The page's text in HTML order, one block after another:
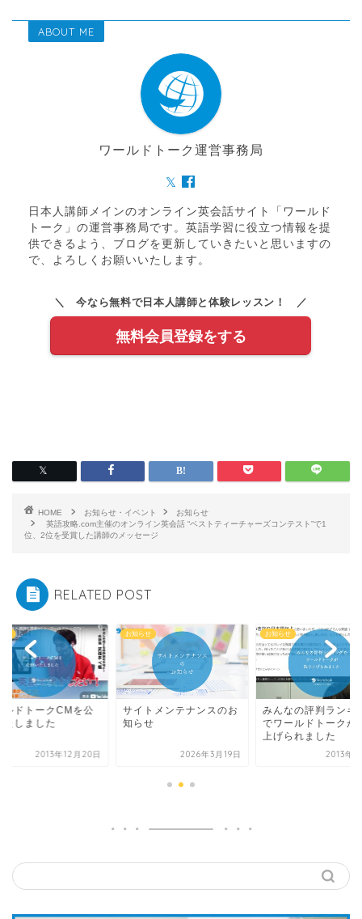
ABOUT ME
ワールドトーク運営事務局
日本人講師メインのオンライン英会話サイト「ワールド
トーク」の運営事務局です。英語学習に役立つ情報を提
供できるよう、ブログを更新していきたいと思いますの
で、よろしくお願いいたします。
＼ 今なら無料で日本人講師と体験レッスン！ ／
無料会員登録をする
HOME お知らせ・イベント
お知らせ
英語攻略.com主催のオンライン英会話 “ベストティーチャーズコンテスト”で1
位、2位を受賞した講師のメッセージ
RELATED POST
トークCMを公
ました
2013年12月20日
お知らせ
サイトメンテナンスのお
知らせ
2026年3月19日
お知らせ
みんなの評判ランキング
でワールドトークが取り
上げられました
2013年4月4